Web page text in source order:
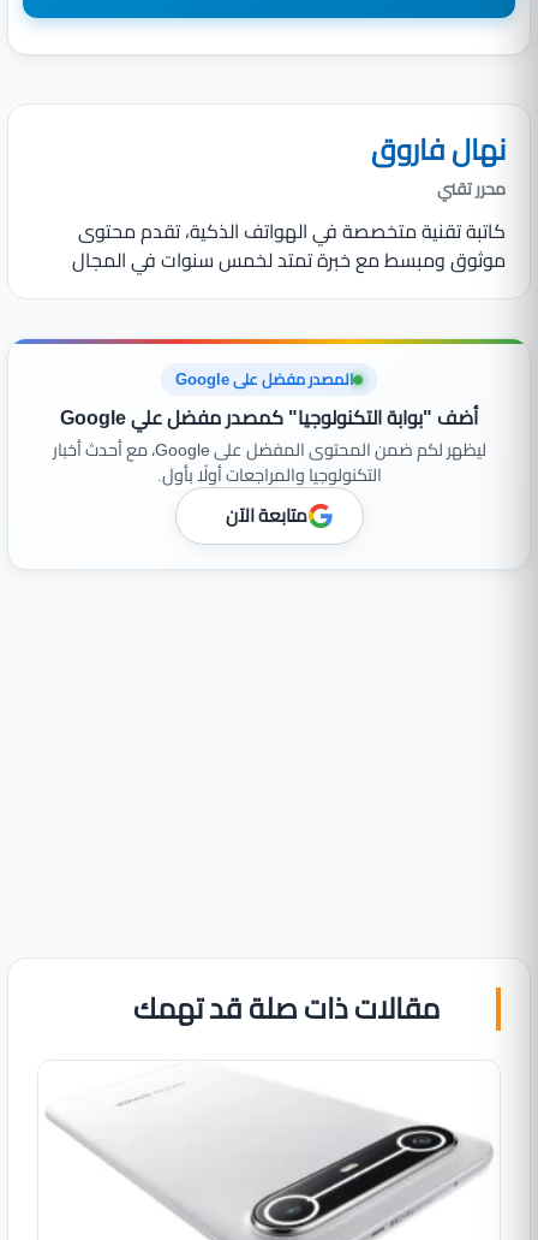
نهال فاروق
محرر تقني
كاتبة تقنية متخصصة في الهواتف الذكية، تقدم محتوى
موثوق ومبسط مع خبرة تمتد لخمس سنوات في المجال
المصدر مفضل على Google
أضف "بوابة التكنولوجيا" كمصدر مفضل علي Google
ليظهر لكم ضمن المحتوى المفضل على Google، مع أحدث أخبار
التكنولوجيا والمراجعات أولًا بأول.
متابعة الآن
مقالات ذات صلة قد تهمك